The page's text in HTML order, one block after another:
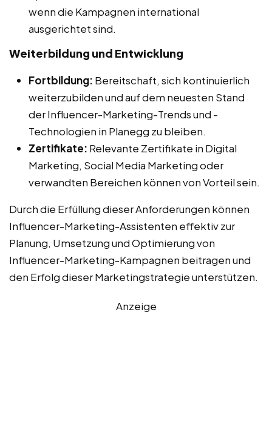
wenn die Kampagnen international
ausgerichtet sind.
Weiterbildung und Entwicklung
Fortbildung: Bereitschaft, sich kontinuierlich
weiterzubilden und auf dem neuesten Stand
der Influencer-Marketing-Trends und -
Technologien in Planegg zu bleiben.
Zertifikate: Relevante Zertifikate in Digital
Marketing, Social Media Marketing oder
verwandten Bereichen können von Vorteil sein.
Durch die Erfüllung dieser Anforderungen können
Influencer-Marketing-Assistenten effektiv zur
Planung, Umsetzung und Optimierung von
Influencer-Marketing-Kampagnen beitragen und
den Erfolg dieser Marketingstrategie unterstützen.
Anzeige